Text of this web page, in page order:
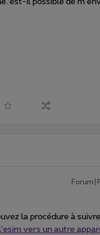
la procédure à
vers un autre